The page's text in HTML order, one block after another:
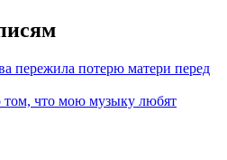
пережила потерю матери перед
что мою музыку любят